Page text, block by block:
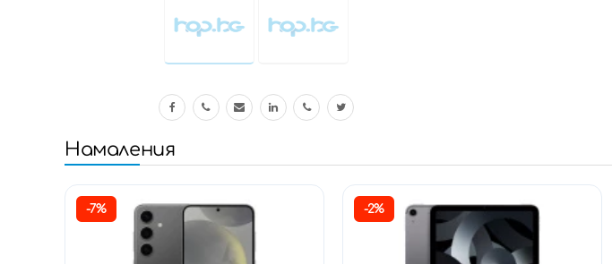
Намаления
-7% -2%